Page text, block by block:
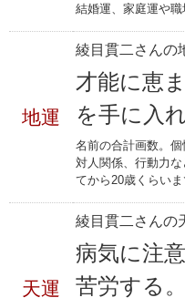
結婚運、家庭運や職
地運
綾目貫二さんの
才能に恵
を手に入
名前の合計画数。
対人関係、行動力
てから20歳くらい
天運
綾目貫二さんの
病気に注
苦労する。